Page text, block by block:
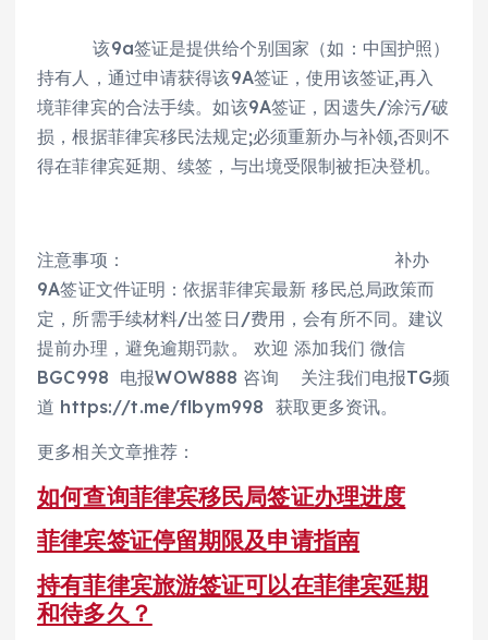
该9a签证是提供给个别国家（如：中国护照）
持有人，通过申请获得该9A签证，使用该签证,再入
境菲律宾的合法手续。如该9A签证，因遗失/涂污/破
损，根据菲律宾移民法规定;必须重新办与补领,否则不
得在菲律宾延期、续签，与出境受限制被拒决登机。
注意事项： 补办
9A签证文件证明：依据菲律宾最新 移民总局政策而
定，所需手续材料/出签日/费用，会有所不同。建议
提前办理，避免逾期罚款。 欢迎 添加我们 微信
BGC998 电报WOW888 咨询 关注我们电报TG频
道 https://t.me/flbym998 获取更多资讯。
更多相关文章推荐：
如何查询菲律宾移民局签证办理进度
菲律宾签证停留期限及申请指南
持有菲律宾旅游签证可以在菲律宾延期
和待多久？